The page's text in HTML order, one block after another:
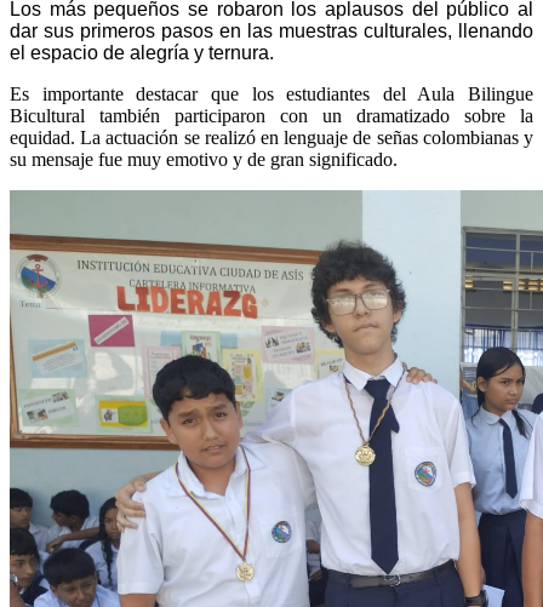
Los más pequeños se robaron los aplausos del público al
dar sus primeros pasos en las muestras culturales, llenando
el espacio de alegría y ternura.
Es importante destacar que los estudiantes del Aula Bilingue
Bicultural también participaron con un dramatizado sobre la
equidad. La actuación se realizó en lenguaje de señas colombianas y
su mensaje fue muy emotivo y de gran significado.